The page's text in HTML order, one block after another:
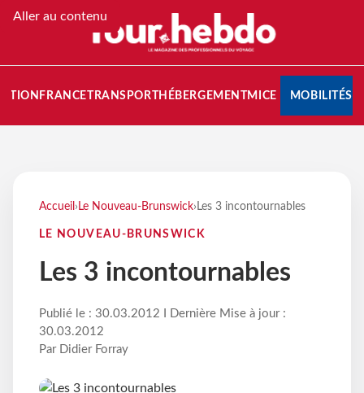
Aller au contenu
FRANCETRANSPORT HÉBERGEMENTMICE MOBILITÉS
Accueil › Le Nouveau-Brunswick› Les 3 incontournables
LE NOUVEAU-BRUNSWICK
Les 3 incontournables
Publié le : 30.03.2012 I Dernière Mise à jour :
30.03.2012
Par Didier Forray